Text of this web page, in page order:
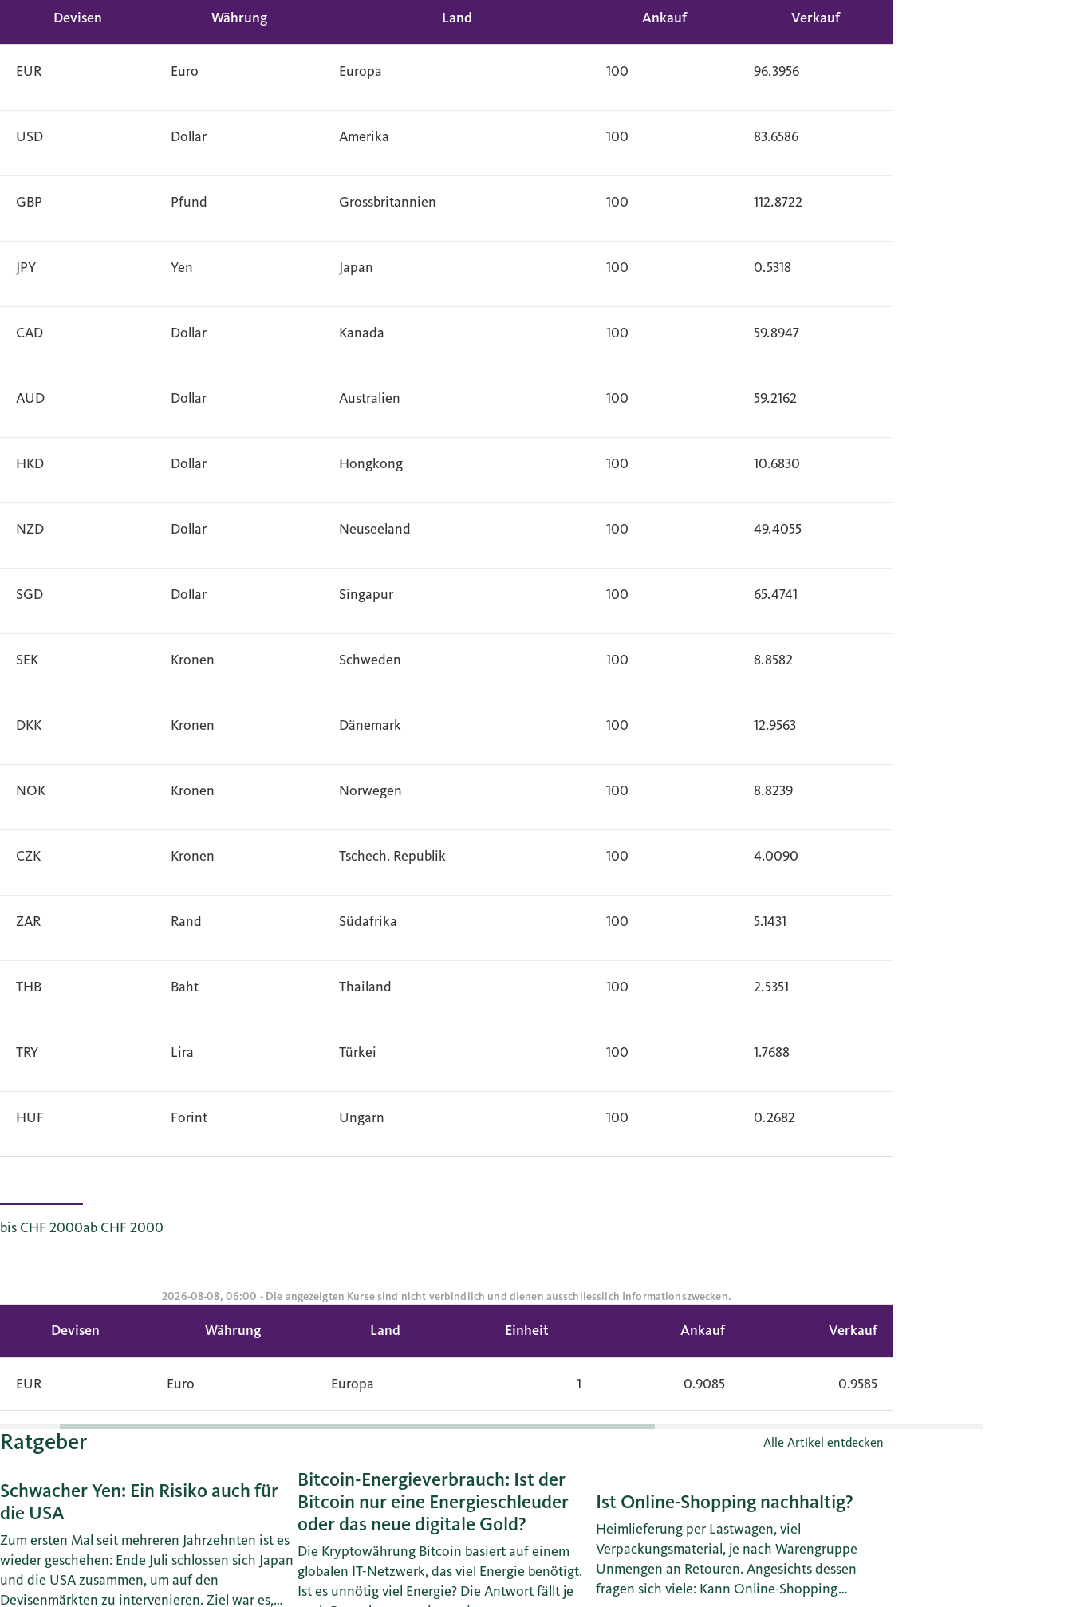
Devisen Währung Land Ankauf Verkauf
EUR Euro Europa 100 96.3956
USD Dollar Amerika 100 83.6586
GBP Pfund Grossbritannien 100 112.8722
JPY Yen Japan 100 0.5318
CAD Dollar Kanada 100 59.8947
AUD Dollar Australien 100 59.2162
HKD Dollar Hongkong 100 10.6830
NZD Dollar Neuseeland 100 49.4055
SGD Dollar Singapur 100 65.4741
SEK Kronen Schweden 100 8.8582
DKK Kronen Dänemark 100 12.9563
NOK Kronen Norwegen 100 8.8239
CZK Kronen Tschech. Republik 100 4.0090
ZAR Rand Südafrika 100 5.1431
THB Baht Thailand 100 2.5351
TRY Lira Türkei 100 1.7688
HUF Forint Ungarn 100 0.2682
bis CHF 2000ab CHF 2000
2026-08-08, 06:00 - Die angezeigten Kurse sind nicht verbindlich und dienen ausschliesslich Informationszwecken.
Devisen Währung Land Einheit Ankauf Verkauf
EUR Euro Europa 1 0.9085 0.9585
Ratgeber Alle Artikel entdecken
Schwacher Yen: Ein Risiko auch für
die USA
Zum ersten Mal seit mehreren Jahrzehnten ist es
wieder geschehen: Ende Juli schlossen sich Japan
und die USA zusammen, um auf den
Devisenmärkten zu intervenieren. Ziel war es,
Bitcoin-Energieverbrauch: Ist der
Bitcoin nur eine Energieschleuder
oder das neue digitale Gold?
Die Kryptowährung Bitcoin basiert auf einem
globalen IT-Netzwerk, das viel Energie benötigt.
Ist es unnötig viel Energie? Die Antwort fällt je
Ist Online-Shopping nachhaltig?
Heimlieferung per Lastwagen, viel
Verpackungsmaterial, je nach Warengruppe
Unmengen an Retouren. Angesichts dessen
fragen sich viele: Kann Online-Shopping